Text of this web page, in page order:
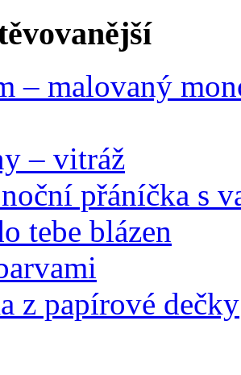
– malovaný
– vitráž
přáníčka s
tebe blázen
z papírové dečky